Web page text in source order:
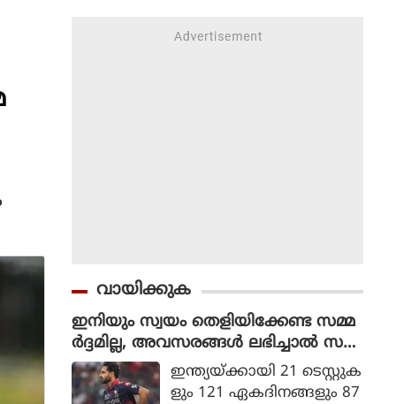
വായിക്കുക
ഇനിയും സ്വയം തെളിയിക്കേണ്ട സമ്മ
ർദ്ദമില്ല, അവസരങ്ങൾ ലഭിച്ചാൽ സ
ന്തോഷം അത്രമാത്രം : ഭുവനേശ്വർ
കുമാർ
ഇന്ത്യയ്ക്കായി 21 ടെസ്റ്റുക
ളും 121 ഏകദിനങ്ങളും 87